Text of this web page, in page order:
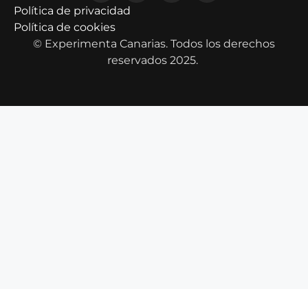
© Experimenta Canarias. Todos los derechos
reservados 2025.
Política de privacidad
Política de cookies